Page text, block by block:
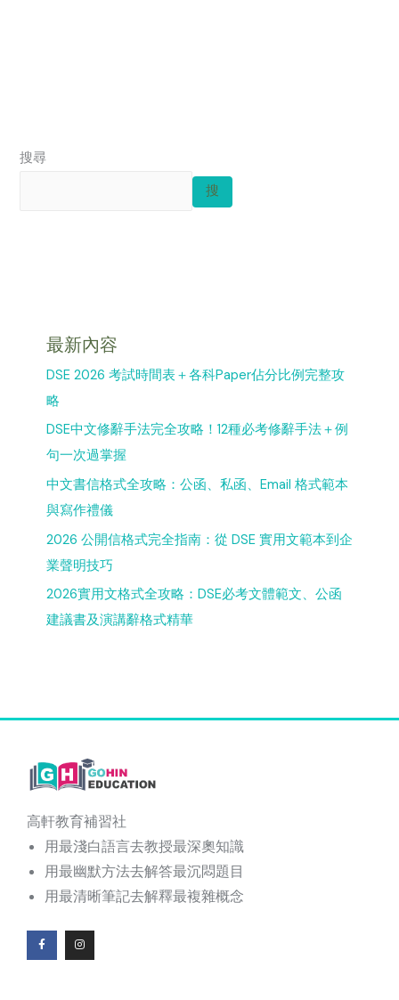
搜尋
搜
最新內容
DSE 2026 考試時間表＋各科Paper佔分比例完整攻
略
DSE中文修辭手法完全攻略！12種必考修辭手法＋例
句一次過掌握
中文書信格式全攻略：公函、私函、Email 格式範本
與寫作禮儀
2026 公開信格式完全指南：從 DSE 實用文範本到企
業聲明技巧
2026實用文格式全攻略：DSE必考文體範文、公函
建議書及演講辭格式精華
高軒教育補習社
用最淺白語言去教授最深奧知識
用最幽默方法去解答最沉悶題目
用最清晰筆記去解釋最複雜概念
F
a
I
n